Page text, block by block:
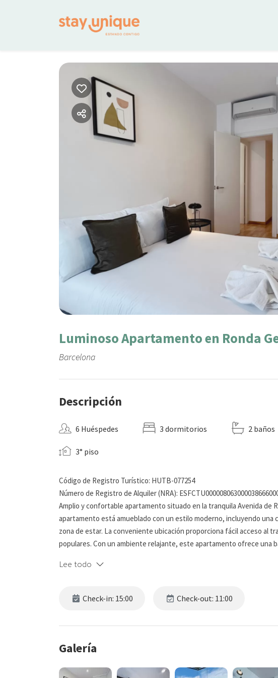
Luminoso Apartamento en Ronda
Barcelona
Descripción
6 Huéspedes 3 dormitorios 2 baños
3° piso
Código de Registro Turístico: HUTB-077254
Número de Registro de Alquiler (NRA):
Amplio y confortable apartamento situado en la tranquila Avenida de
apartamento está amueblado con un estilo moderno, incluyendo una
zona de estar. La conveniente ubicación proporciona fácil acceso al
populares. Con un ambiente relajante, este apartamento ofrece una
Disfrute de Barcelona con nosotros y obtenga más información a
☆☆ DORMITORIOS ☆☆
comience de la manera correcta. Los dormitorios son cálidos y
Lee todo
Check-in: 15:00 Check-out: 11:00
Galería